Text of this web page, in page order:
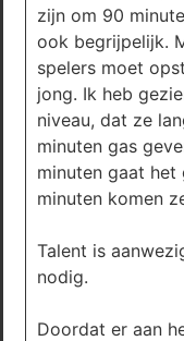
zijn om 90
ook begrijpelijk.
spelers moet
jong. Ik heb
niveau, dat ze
minuten gas
minuten gaat
minuten komen
Talent is
nodig.
Doordat er aan